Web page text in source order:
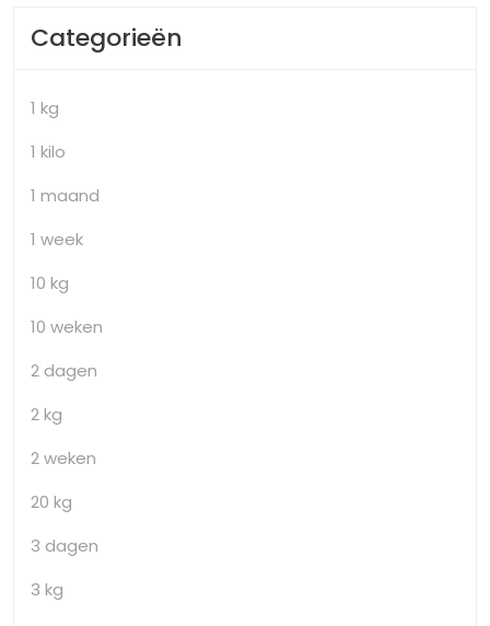
Categorieën
1 kg
1 kilo
1 maand
1 week
10 kg
10 weken
2 dagen
2 kg
2 weken
20 kg
3 dagen
3 kg